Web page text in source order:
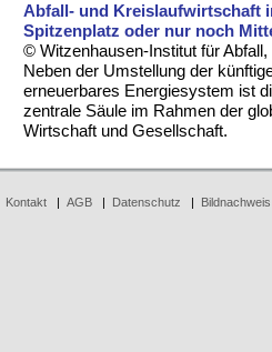
Abfall- und Kreislaufwirtschaft
Spitzenplatz oder nur noch
© Witzenhausen-Institut für
Neben der Umstellung der
erneuerbares Energiesystem ist
zentrale Säule im Rahmen der
Wirtschaft und Gesellschaft.
Kontakt| AGB| Datenschutz | Bildnachweis